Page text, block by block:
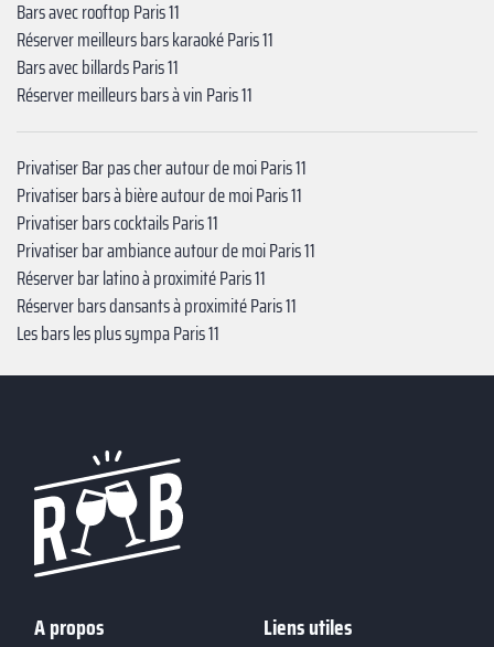
Bars avec rooftop Paris 11
Réserver meilleurs bars karaoké Paris 11
Bars avec billards Paris 11
Réserver meilleurs bars à vin Paris 11
Privatiser Bar pas cher autour de moi Paris 11
Privatiser bars à bière autour de moi Paris 11
Privatiser bars cocktails Paris 11
Privatiser bar ambiance autour de moi Paris 11
Réserver bar latino à proximité Paris 11
Réserver bars dansants à proximité Paris 11
Les bars les plus sympa Paris 11
A propos Liens utiles